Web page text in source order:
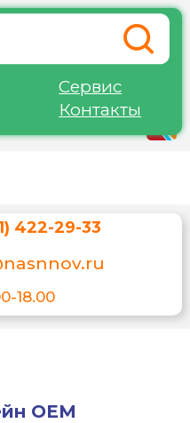
Сервис
Контакты
422-29-33
18.00
OEM